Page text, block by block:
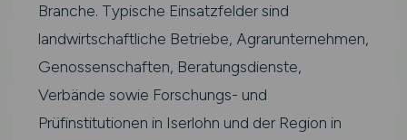
Branche. Typische Einsatzfelder sind
landwirtschaftliche Betriebe, Agrarunternehmen,
Genossenschaften, Beratungsdienste,
Verbände sowie Forschungs- und
Prüfinstitutionen in Iserlohn und der Region in